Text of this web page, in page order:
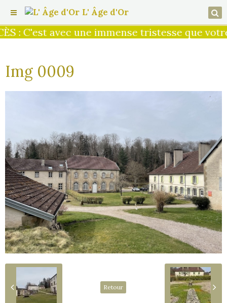
: C'est avec une immense tristesse que
L' Âge d'Or
Img 0009
Retour